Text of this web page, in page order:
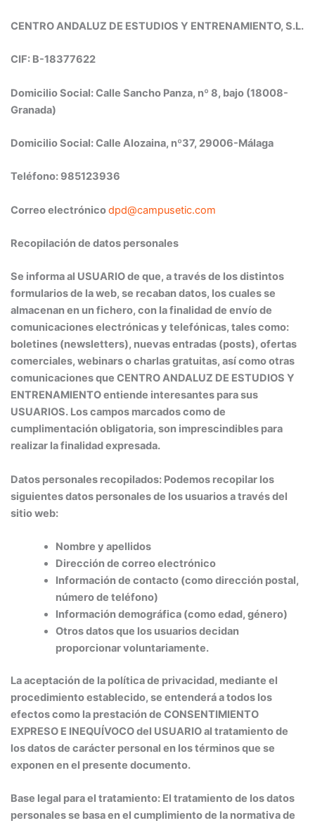
CENTRO ANDALUZ DE ESTUDIOS Y ENTRENAMIENTO, S.L.
CIF: B-18377622
Domicilio Social: Calle Sancho Panza, nº 8, bajo (18008-
Granada)
Domicilio Social: Calle Alozaina, nº37, 29006-Málaga
Teléfono: 985123936
Correo electrónicodpd@campusetic.com
Recopilación de datos personales
Se informa al USUARIO de que, a través de los distintos
formularios de la web, se recaban datos, los cuales se
almacenan en un fichero, con la finalidad de envío de
comunicaciones electrónicas y telefónicas, tales como:
boletines (newsletters), nuevas entradas (posts), ofertas
comerciales, webinars o charlas gratuitas, así como otras
comunicaciones que CENTRO ANDALUZ DE ESTUDIOS Y
ENTRENAMIENTO entiende interesantes para sus
USUARIOS. Los campos marcados como de
cumplimentación obligatoria, son imprescindibles para
realizar la finalidad expresada.
Datos personales recopilados: Podemos recopilar los
siguientes datos personales de los usuarios a través del
sitio web:
Nombre y apellidos
Dirección de correo electrónico
Información de contacto (como dirección postal,
número de teléfono)
Información demográfica (como edad, género)
Otros datos que los usuarios decidan
proporcionar voluntariamente.
La aceptación de la política de privacidad, mediante el
procedimiento establecido, se entenderá a todos los
efectos como la prestación de CONSENTIMIENTO
EXPRESO E INEQUÍVOCO del USUARIO al tratamiento de
los datos de carácter personal en los términos que se
exponen en el presente documento.
Base legal para el tratamiento: El tratamiento de los datos
personales se basa en el cumplimiento de la normativa de